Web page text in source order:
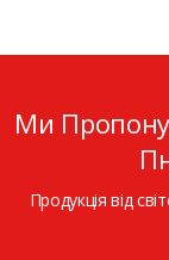
Ми
Продукція від